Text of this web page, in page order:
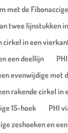
met de
twee lijnstukken
cirkel in een
een deellijn
evenwijdige met
rakende cirkel in
15-hoek
PHI
zeshoeken en